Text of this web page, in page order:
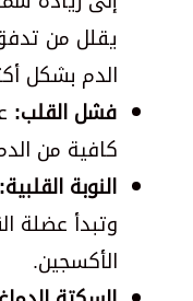
يقلل من
الدم بشكل
فشل القلب:
كافية من
النوبة القلبية:
وتبدأ عضلة
الأكسجين.